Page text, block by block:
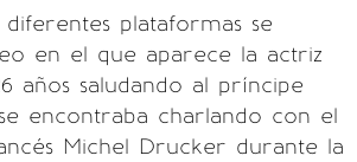
plataformas se
en el que aparece la actriz
años saludando al príncipe
encontraba charlando con el
Michel Drucker durante la